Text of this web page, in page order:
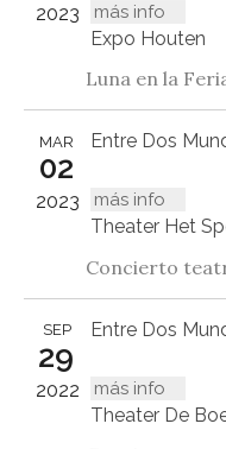
más info
2023
Expo Houten
Luna en la
Entre Dos
más info
MAR
02
2023
Concierto
Entre Dos
más info
SEP
29
2022